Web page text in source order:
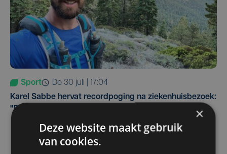
Sport
do 30 juli | 17:04
Karel Sabbe hervat recordpoging na ziekenhuisbezoek:
"Blij dat we niet hebben moeten stoppen"
×
Deze website maakt gebruik
van cookies.